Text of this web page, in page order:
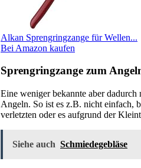
Alkan Sprengringzange für Wellen...
Bei Amazon kaufen
Sprengringzange zum
Eine weniger bekannte aber
Angeln. So ist es z.B. nicht einfach,
verletzten oder es aufgrund der
Siehe auch Schmiedegebläse